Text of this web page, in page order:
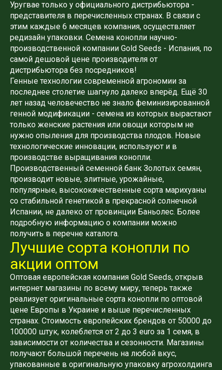
Уругвае только у официального дистрибьютора -
представителя в перечисленных странах. В связи с
этим каждые 6 месяцев компания, осуществляет
редизайн упаковки. Семена конопли научно-
производственной компании Gold Seeds - Испания, по
самой дешовой цене производителя от
дистрибьютора без посредников!
Генные технологии современной агрономии за
последнее столетие шагнуло далеко вперёд. Ещё 30
лет назад человечество не знало феминизированной
генной модификации - семена из которых вырастают
только женские растения или овощи которым не
нужно опыления для производства плодов. Новые
технологические инновации, используют и в
производстве выращивания конопли.
Производственный семенной банк Золотых семян,
производит новые, элитные, урожайные,
популярные, высококачественные сорта марихуаны
со стабильной генетикой в ​​прекрасной солнечной
Испании, не далеко от провинции Баньолес. Более
подробную информацию о компании можно
получить в перечне каталога.
Лучшие сорта конопли по
акции оптом
Оптовая европейская компания Gold Seeds, открыв
интернет магазины по всему миру, теперь также
реализует оригинальные сорта конопли по оптовой
цене Европы в Украине и выше перечисленных
странах. Стоимость европейских брендов от 50000 до
100000 штук, колеблется от 2 до 3 euro за 1 семя, в
зависимости от количества и сезонности. Магазины
получают большой перечень на любой вкус,
упакованные в оригинальную упаковку агрохолдинга